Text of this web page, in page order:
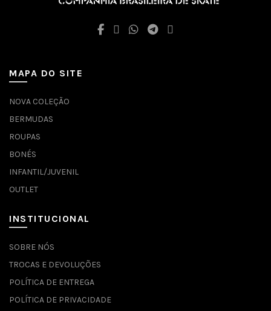
MAPA DO SITE
NOVA COLEÇÃO
BERMUDAS
ROUPAS
BONÉS
INFANTIL/JUVENIL
OUTLET
INSTITUCIONAL
SOBRE NÓS
TROCAS E DEVOLUÇÕES
POLÍTICA DE ENTREGA
POLÍTICA DE PRIVACIDADE